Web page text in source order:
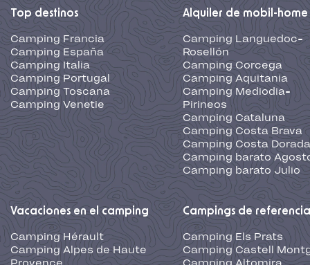
Top destinos
Camping Francia
Camping España
Camping Italia
Camping Portugal
Camping Toscana
Camping Venetie
Alquiler de mobil-home
Camping Languedoc-
Rosellón
Camping Corcega
Camping Aquitania
Camping Mediodia-
Pirineos
Camping Cataluna
Camping Costa Brava
Camping Costa Dorada
Camping barato
Camping barato Julio
Vacaciones en el camping
Camping Hérault
Camping Alpes de Haute
Campings de referencia
Camping Els Prats
Camping Castell